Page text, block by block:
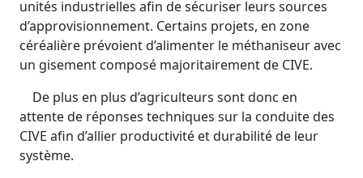
unités industrielles afin de sécuriser leurs sources
d’approvisionnement. Certains projets, en zone
céréalière prévoient d’alimenter le méthaniseur avec
un gisement composé majoritairement de CIVE.
De plus en plus d’agriculteurs sont donc en
attente de réponses techniques sur la conduite des
CIVE afin d’allier productivité et durabilité de leur
système.